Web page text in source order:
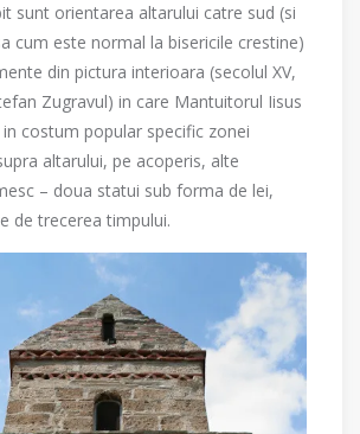
sunt orientarea altarului catre sud (si
cum este normal la bisericile crestine)
din pictura interioara (secolul XV,
Zugravul) in care Mantuitorul Iisus
costum popular specific zonei
altarului, pe acoperis, alte
– doua statui sub forma de lei,
de trecerea timpului.